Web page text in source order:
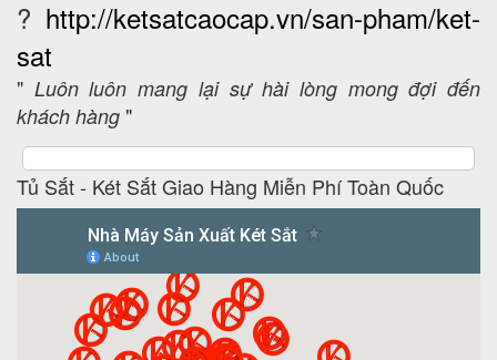
? http://ketsatcaocap.vn/san-pham/ket-
sat
" Luôn luôn mang lại sự hài lòng mong đợi đến
khách hàng "
Tủ Sắt - Két Sắt Giao Hàng Miễn Phí Toàn Quốc